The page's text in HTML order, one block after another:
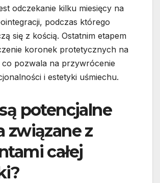
odczekanie kilku miesięcy na
podczas którego
się z kością. Ostatnim etapem
koronek protetycznych na
pozwala na przywrócenie
i estetyki uśmiechu.
potencjalne
związane z
całej